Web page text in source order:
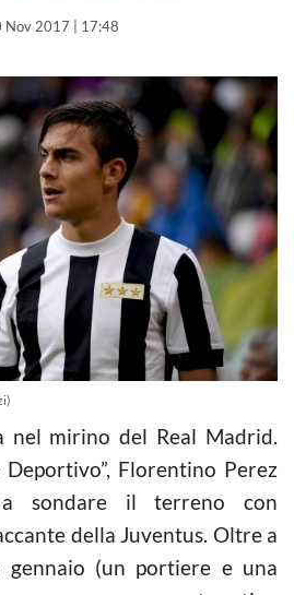
Nov 2017 | 17:48
nel mirino del Real Madrid.
Florentino Perez
sondare il terreno con
della Juventus. Oltre a
gennaio (un portiere e una